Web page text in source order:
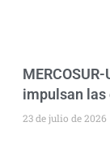
impulsan las
23 de julio de 2026